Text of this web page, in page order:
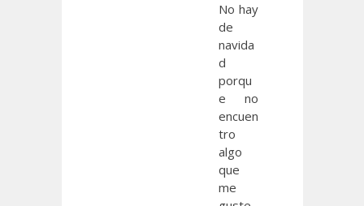
No hay
de
navida
d
porqu
e no
encuen
tro
algo
que
me